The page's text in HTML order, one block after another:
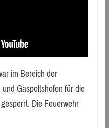
im Bereich der
Gaspoltshofen für die
Die Feuerwehr